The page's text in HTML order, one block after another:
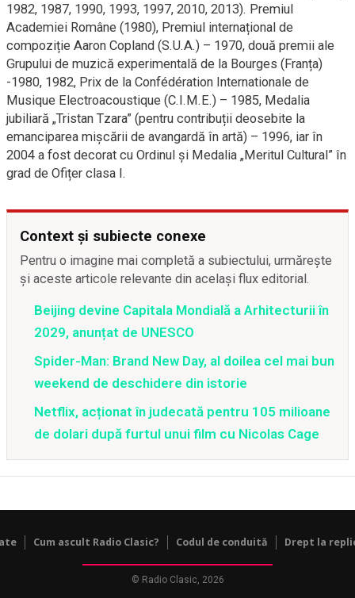
1982, 1987, 1990, 1993, 1997, 2010, 2013). Premiul
Academiei Române (1980), Premiul internațional de
compoziție Aaron Copland (S.U.A.) – 1970, două premii ale
Grupului de muzică experimentală de la Bourges (Franța)
-1980, 1982, Prix de la Confédération Internationale de
Musique Electroacoustique (C.I.M.E.) – 1985, Medalia
jubiliară „Tristan Tzara” (pentru contribuții deosebite la
emanciparea mișcării de avangardă în artă) – 1996, iar în
2004 a fost decorat cu Ordinul și Medalia „Meritul Cultural” în
grad de Ofițer clasa I.
Context și subiecte conexe
Pentru o imagine mai completă a subiectului, urmărește
și aceste articole relevante din același flux editorial.
Beijing devine Capitala Mondială a Arhitecturii în
2029, anunțat de UNESCO
Spider-Man: Brand New Day, al doilea cel mai bun
weekend de deschidere din istorie
Netflix, acționat în judecată pentru 105 milioane
de dolari după furtul unui film cu Nicolas Cage
Cum ascult Radio Clasic? Codul de conduită Drept la
© Radio Clasic, 2026